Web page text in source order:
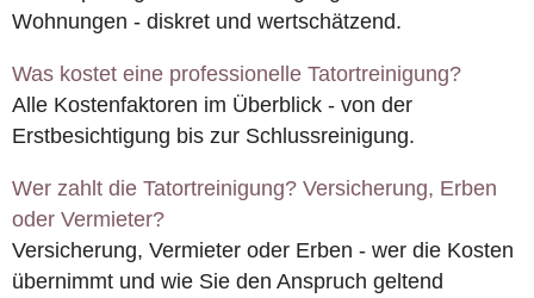
Wohnungen - diskret und wertschätzend.
Was kostet eine professionelle Tatortreinigung?
Alle Kostenfaktoren im Überblick - von der
Erstbesichtigung bis zur Schlussreinigung.
Wer zahlt die Tatortreinigung? Versicherung, Erben
oder Vermieter?
Versicherung, Vermieter oder Erben - wer die Kosten
übernimmt und wie Sie den Anspruch geltend